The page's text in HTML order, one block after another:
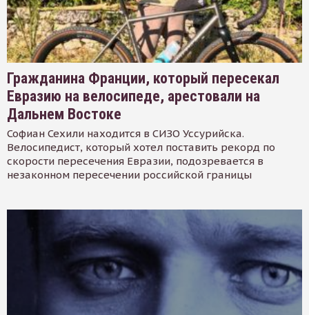
Гражданина Франции, который пересекал
Евразию на велосипеде, арестовали на
Дальнем Востоке
Софиан Сехили находится в СИЗО Уссурийска.
Велосипедист, который хотел поставить рекорд по
скорости пересечения Евразии, подозревается в
незаконном пересечении российской границы